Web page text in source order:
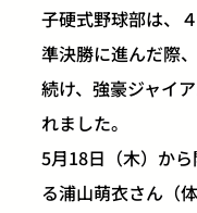
子硬式野球部は、
準決勝に進んだ際
続け、強豪ジャイ
れました。
5月18日（木）か
る浦山萌衣さん（